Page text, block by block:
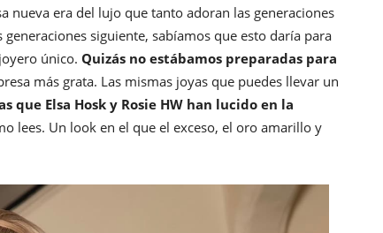
nueva era del lujo que tanto adoran las generaciones
siguiente, sabíamos que esto daría para
único. Quizás no estábamos preparadas para
más grata. Las mismas joyas que puedes llevar un
que Elsa Hosk y Rosie HW han lucido en la
lees. Un look en el que el exceso, el oro amarillo y